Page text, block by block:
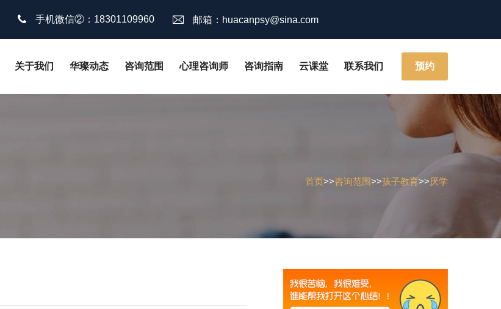
手机微信②：18301109960 邮箱：huacanpsy@sina.com
预约
关于我们 华璨动态 咨询范围 心理咨询师 咨询指南 云课堂 联系我们
首页>>咨询范围>>孩子教育>>厌学